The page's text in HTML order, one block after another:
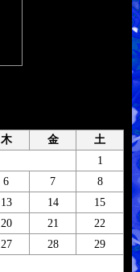
木 金
土
1
6 7
8
13 14
15
20 21
22
27 28
29